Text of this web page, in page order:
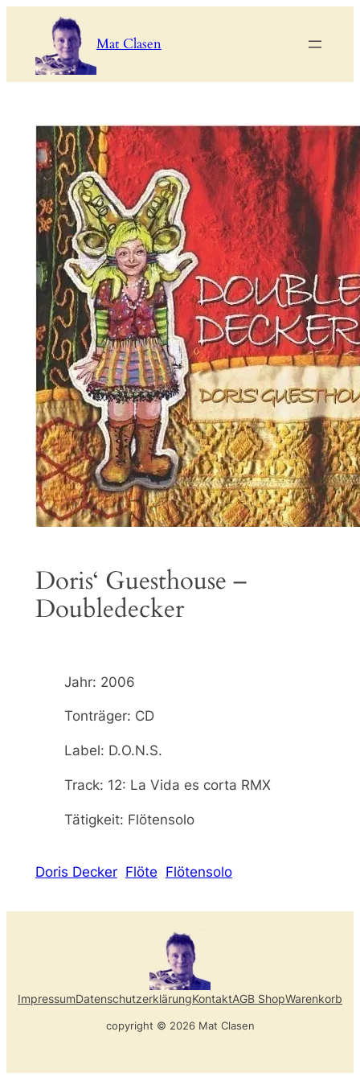
springen
Mat Clasen
Doris‘ Guesthouse –
Doubledecker
Jahr: 2006
Tonträger: CD
Label: D.O.N.S.
Track: 12: La Vida es corta RMX
Tätigkeit: Flötensolo
Doris Decker Flöte Flötensolo
ImpressumDatenschutzerklärungKontaktAGB ShopWarenkorb
copyright © 2026 Mat Clasen